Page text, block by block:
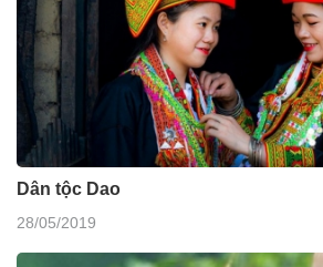
Dân tộc Dao
28/05/2019